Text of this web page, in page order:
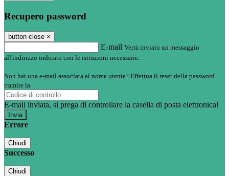
Recupero password
button close ×
E-mail Verrà inviato un messaggio
all'indirizzo indicato con le istruzioni necessarie.
Non hai una e-mail associata al nome utente? Effettua il reset della password
tramite la
E-mail inviata, si prega di controllare la casella di posta elettronica!
Errore
Chiudi
Successo
Chiudi